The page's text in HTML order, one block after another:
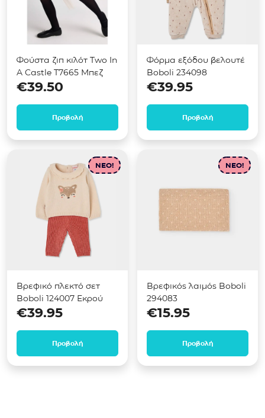
Φούστα ζιπ κιλότ Two In
A Castle T7665 Μπεζ
€39.50
Προβολή
Φόρμα εξόδου βελουτέ
Boboli 234098
€39.95
Προβολή
NEO!
Βρεφικό πλεκτό σετ
Boboli 124007 Εκρού
€39.95
Προβολή
NEO!
Βρεφικός λαιμός Boboli
294083
€15.95
Προβολή